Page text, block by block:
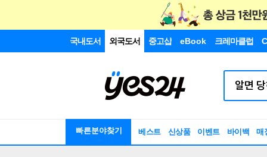
국내도서 외국도서 중고샵 eBook 크레마클럽
빠른분야찾기 베스트 신상품 이벤트 바이백 매